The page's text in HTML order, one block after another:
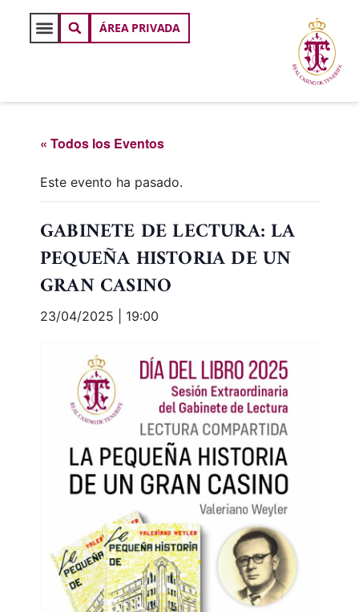
ÁREA PRIVADA
« Todos los Eventos
Este evento ha pasado.
GABINETE DE LECTURA: LA
PEQUEÑA HISTORIA DE UN
GRAN CASINO
23/04/2025 | 19:00